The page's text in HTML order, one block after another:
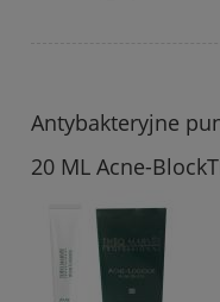
Antybakteryjne
20 ML Acne-